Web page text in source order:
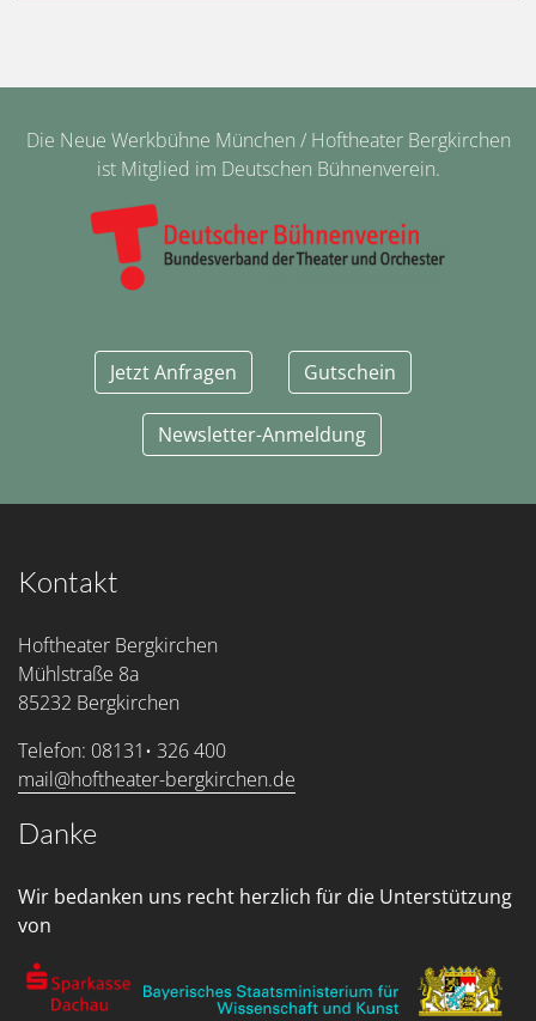
Die Neue Werkbühne München / Hoftheater Bergkirchen
ist Mitglied im Deutschen Bühnenverein.
Jetzt Anfragen Gutschein
Newsletter-Anmeldung
Kontakt
Hoftheater Bergkirchen
Mühlstraße 8a
85232 Bergkirchen
Telefon: 08131• 326 400
mail@hoftheater-bergkirchen.de
Danke
Wir bedanken uns recht herzlich für die Unterstützung
von